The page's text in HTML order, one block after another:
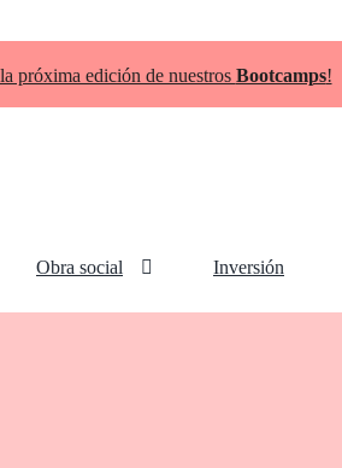
próxima edición de nuestros Bootcamps!
Obra social Inversión